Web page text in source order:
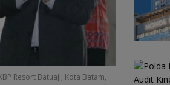
Resort Batuaji, Kota Batam,